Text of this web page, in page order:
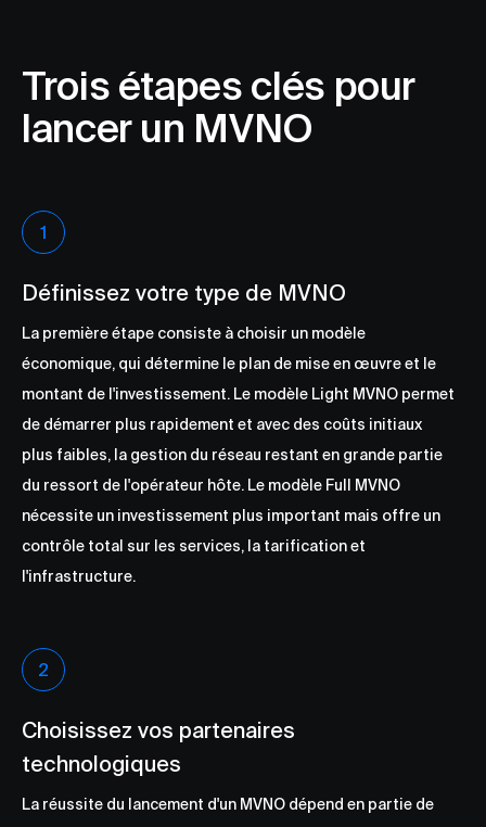
Trois étapes clés pour
lancer un MVNO
Définissez votre type de MVNO
La première étape consiste à choisir un modèle
économique, qui détermine le plan de mise en œuvre et le
montant de l'investissement. Le modèle Light MVNO permet
de démarrer plus rapidement et avec des coûts initiaux
plus faibles, la gestion du réseau restant en grande partie
du ressort de l'opérateur hôte. Le modèle Full MVNO
nécessite un investissement plus important mais offre un
contrôle total sur les services, la tarification et
l'infrastructure.
Choisissez vos partenaires
technologiques
La réussite du lancement d'un MVNO dépend en partie de